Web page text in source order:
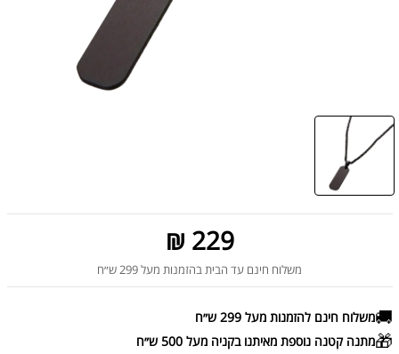
229 ₪
משלוח חינם עד הבית בהזמנות מעל 299 ש״ח
🚚משלוח חינם להזמנות מעל 299 ש״ח
🎁מתנה קטנה נוספת מאיתנו בקניה מעל 500 ש״ח